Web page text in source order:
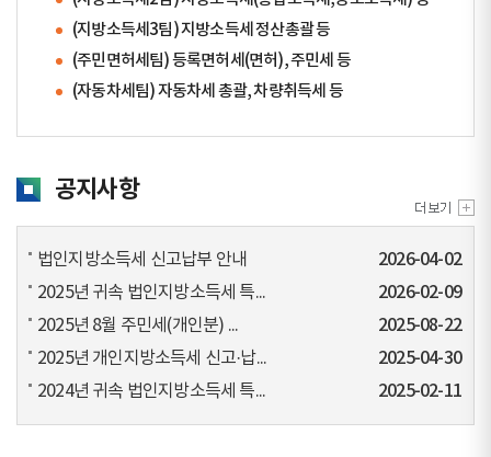
(지방소득세3팀) 지방소득세 정산총괄 등
(주민면허세팀) 등록면허세(면허), 주민세 등
(자동차세팀) 자동차세 총괄, 차량취득세 등
공지사항
법인지방소득세 신고납부 안내
2026-04-02
2025년 귀속 법인지방소득세 특...
2026-02-09
2025년 8월 주민세(개인분) ...
2025-08-22
2025년 개인지방소득세 신고·납...
2025-04-30
2024년 귀속 법인지방소득세 특...
2025-02-11